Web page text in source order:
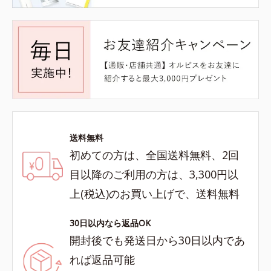
送料無料
初めての方は、全国送料無料、2回
目以降のご利用の方は、3,300円以
上(税込)のお買い上げで、送料無料
30日以内なら返品OK
開封後でも発送日から30日以内であ
れば返品可能